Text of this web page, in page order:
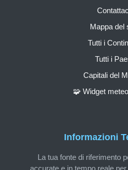
Informazioni
La tua fonte di riferimento
accurate e in tempo reale per
Mappa del
Tutti i
Tutti i
Capitali del
🧩 Widget